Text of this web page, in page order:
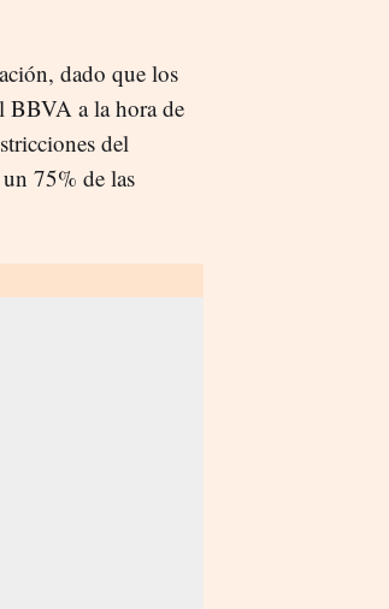
dado que los
BBVA a la hora de
del
75% de las